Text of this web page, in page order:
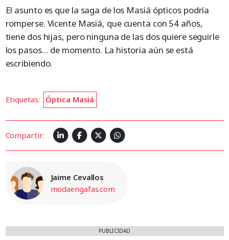
El asunto es que la saga de los Masiá ópticos podría
romperse. Vicente Masiá, que cuenta con 54 años,
tiene dos hijas, pero ninguna de las dos quiere seguirle
los pasos… de momento. La historia aún se está
escribiendo.
Etiquetas: Óptica Masiá
Compartir:
Jaime Cevallos
modaengafas.com
PUBLICIDAD